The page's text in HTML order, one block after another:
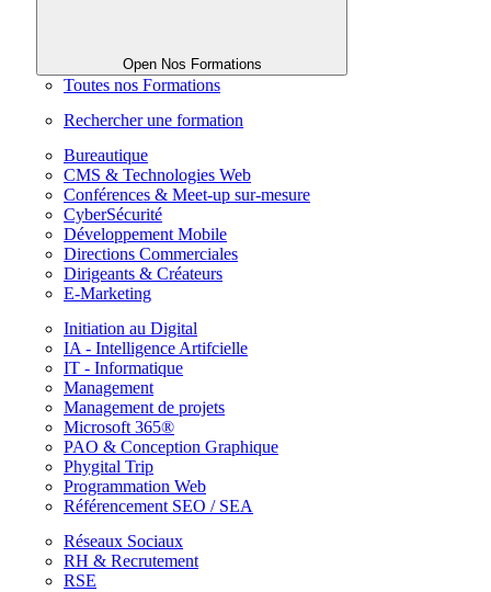
Open Nos Formations
Toutes nos Formations
Rechercher une formation
Bureautique
CMS & Technologies Web
Conférences & Meet-up sur-mesure
CyberSécurité
Développement Mobile
Directions Commerciales
Dirigeants & Créateurs
E-Marketing
Initiation au Digital
IA - Intelligence Artifcielle
IT - Informatique
Management
Management de projets
Microsoft 365®
PAO & Conception Graphique
Phygital Trip
Programmation Web
Référencement SEO / SEA
Réseaux Sociaux
RH & Recrutement
RSE